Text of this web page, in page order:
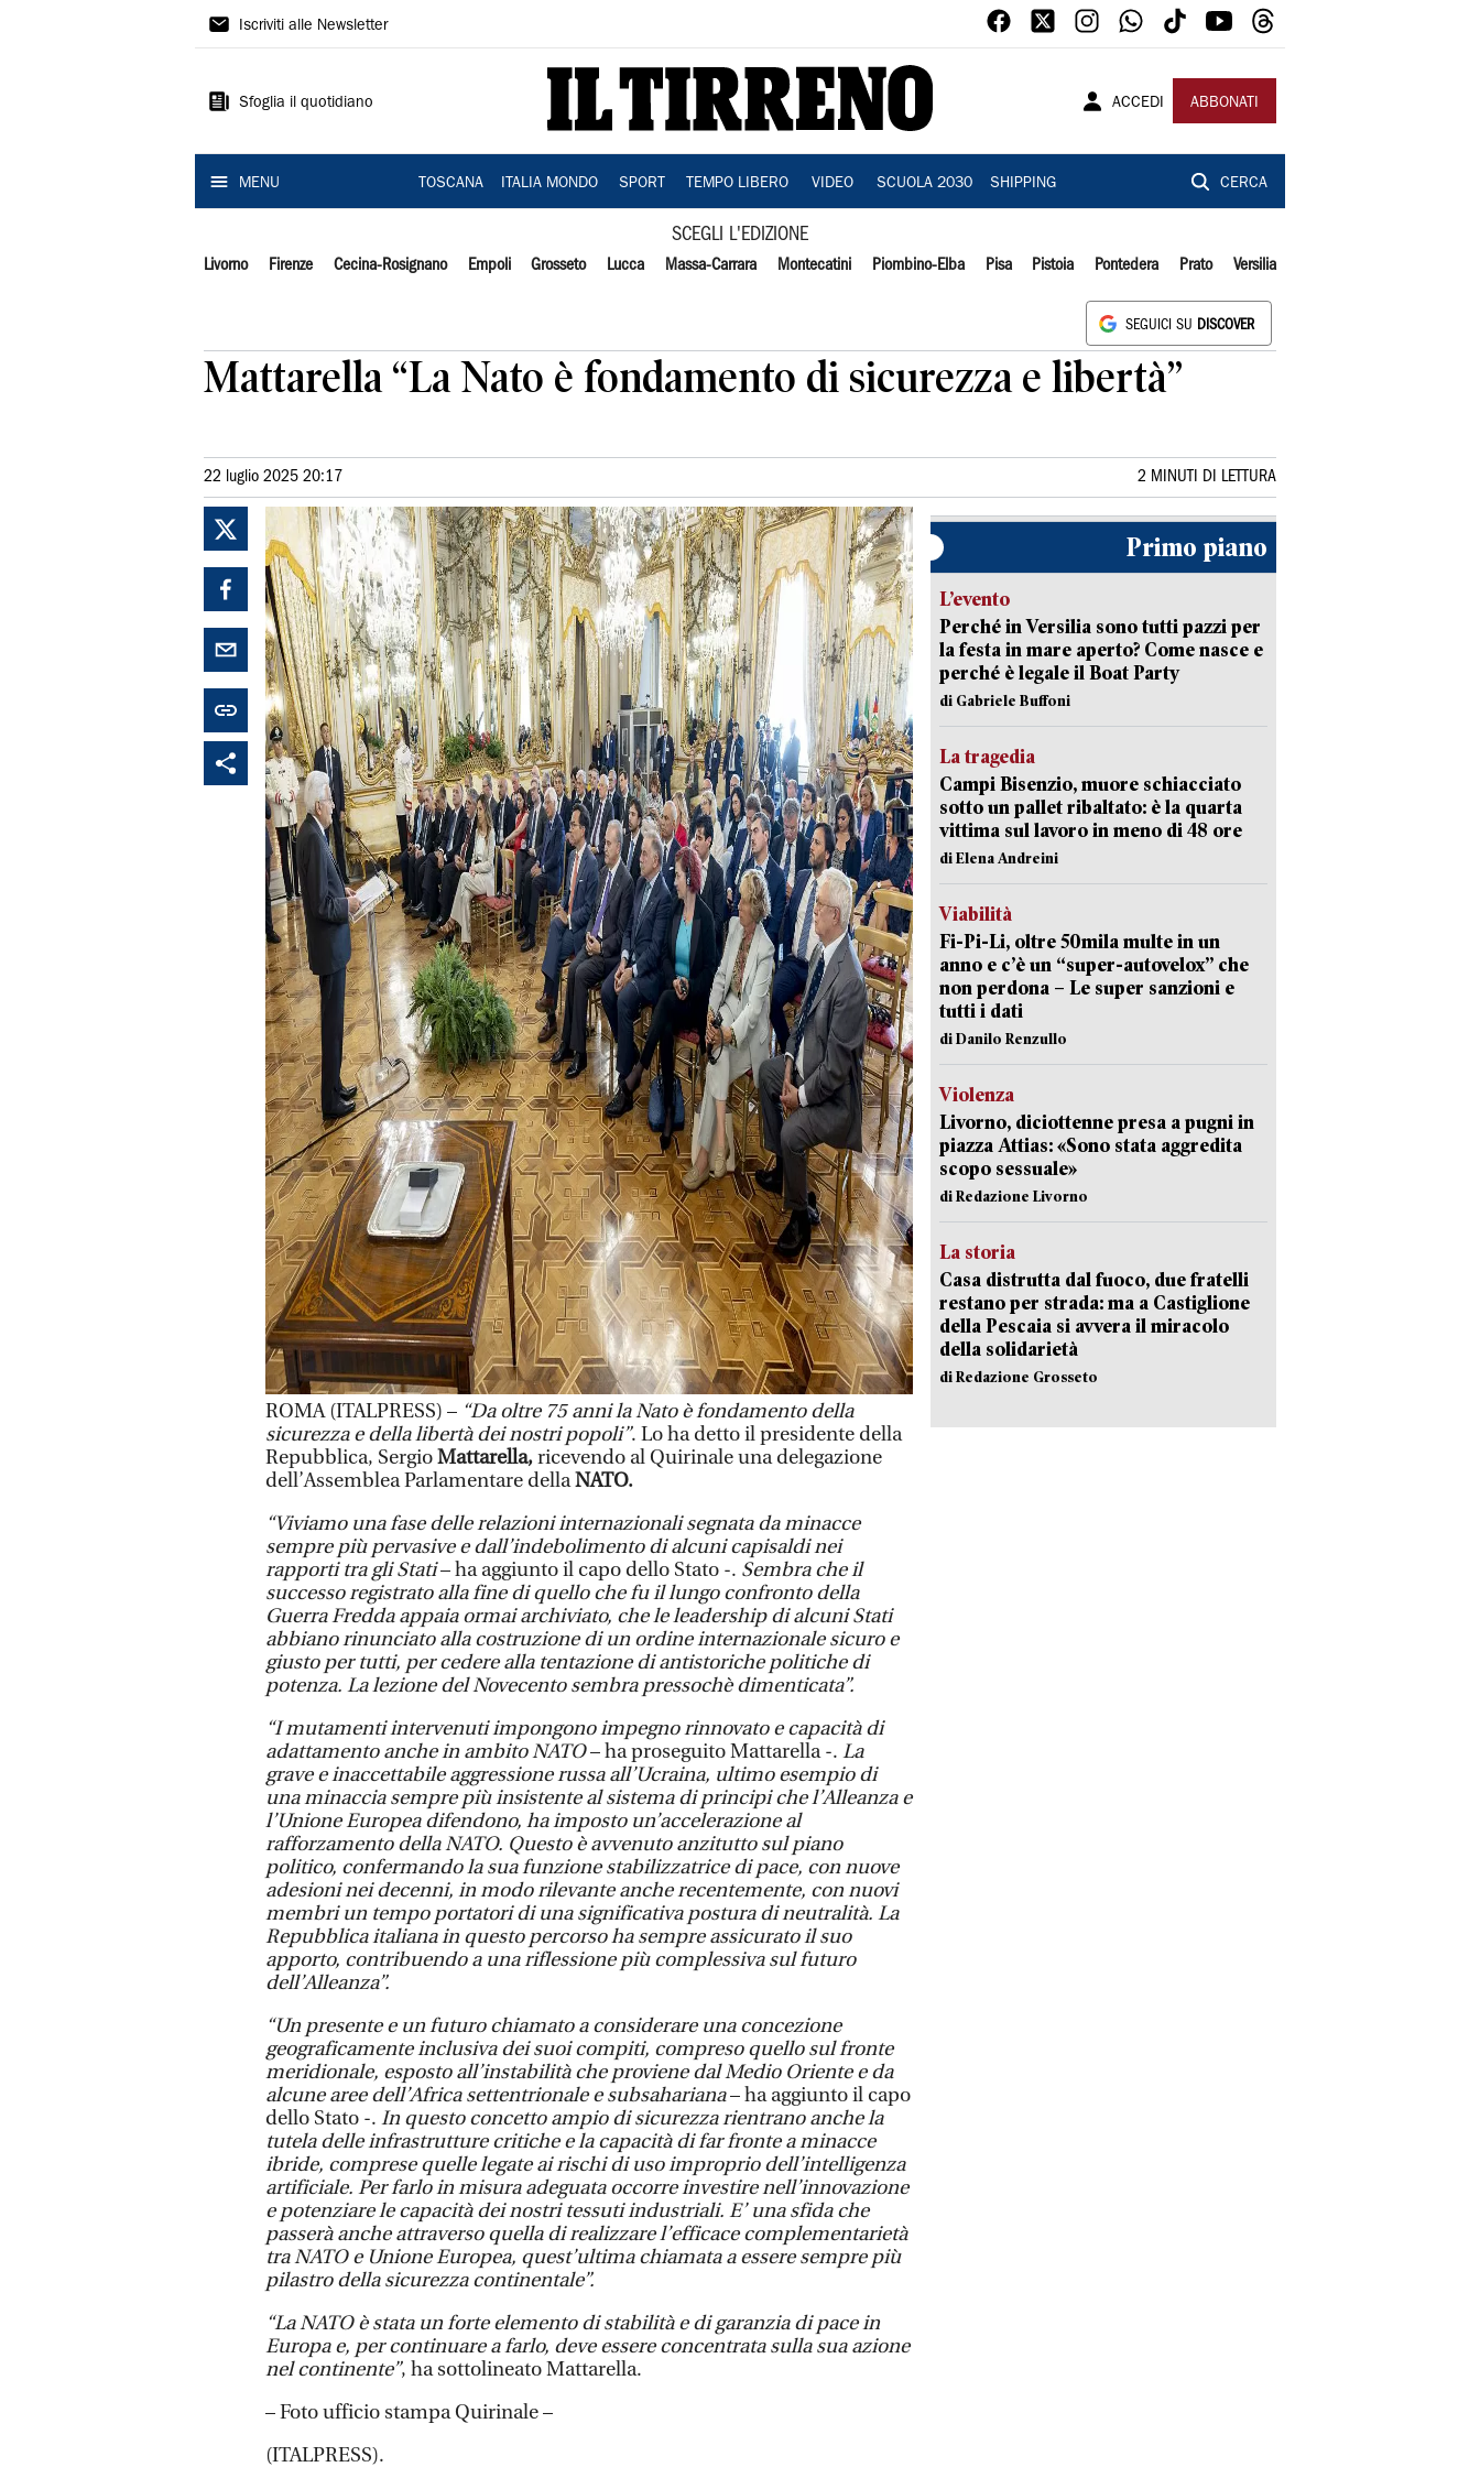
Il
Iscriviti alle Newsletter
Sfoglia il quotidiano ACCEDI ABBONATI
MENU TOSCANA ITALIA MONDO SPORT TEMPO LIBERO VIDEO SCUOLA 2030 SHIPPING CERCA
SCEGLI L'EDIZIONE
Livorno Firenze Cecina-Rosignano Empoli Grosseto Lucca Massa-Carrara Montecatini Piombino-Elba Pisa Pistoia Pontedera Prato Versilia
SEGUICI SU DISCOVER
Mattarella “La Nato è fondamento di sicurezza e libertà”
22 luglio 2025 20:17 2 MINUTI DI LETTURA
ROMA (ITALPRESS) – “Da oltre 75 anni la Nato è fondamento della
sicurezza e della libertà dei nostri popoli”. Lo ha detto il presidente della
Repubblica, SergioMattarella,ricevendo al Quirinale una delegazione
dell’Assemblea Parlamentare dellaNATO.
“Viviamo una fase delle relazioni internazionali segnata da minacce
sempre più pervasive e dall’indebolimento di alcuni capisaldi nei
rapporti tra gli Stati– ha aggiunto il capo dello Stato -. Sembra che il
successo registrato alla fine di quello che fu il lungo confronto della
Guerra Fredda appaia ormai archiviato, che le leadership di alcuni Stati
abbiano rinunciato alla costruzione di un ordine internazionale sicuro e
giusto per tutti, per cedere alla tentazione di antistoriche politiche di
potenza. La lezione del Novecento sembra pressochè dimenticata”.
“I mutamenti intervenuti impongono impegno rinnovato e capacità di
adattamento anche in ambito NATO– ha proseguito Mattarella -. La
grave e inaccettabile aggressione russa all’Ucraina, ultimo esempio di
una minaccia sempre più insistente al sistema di principi che l’Alleanza e
l’Unione Europea difendono, ha imposto un’accelerazione al
rafforzamento della NATO. Questo è avvenuto anzitutto sul piano
politico, confermando la sua funzione stabilizzatrice di pace, con nuove
adesioni nei decenni, in modo rilevante anche recentemente, con nuovi
membri un tempo portatori di una significativa postura di neutralità. La
Repubblica italiana in questo percorso ha sempre assicurato il suo
apporto, contribuendo a una riflessione più complessiva sul futuro
dell’Alleanza”.
“Un presente e un futuro chiamato a considerare una concezione
geograficamente inclusiva dei suoi compiti, compreso quello sul fronte
meridionale, esposto all’instabilità che proviene dal Medio Oriente e da
alcune aree dell’Africa settentrionale e subsahariana– ha aggiunto il capo
dello Stato -. In questo concetto ampio di sicurezza rientrano anche la
tutela delle infrastrutture critiche e la capacità di far fronte a minacce
ibride, comprese quelle legate ai rischi di uso improprio dell’intelligenza
artificiale. Per farlo in misura adeguata occorre investire nell’innovazione
e potenziare le capacità dei nostri tessuti industriali. E’ una sfida che
passerà anche attraverso quella di realizzare l’efficace complementarietà
tra NATO e Unione Europea, quest’ultima chiamata a essere sempre più
pilastro della sicurezza continentale”.
“La NATO è stata un forte elemento di stabilità e di garanzia di pace in
Europa e, per continuare a farlo, deve essere concentrata sulla sua azione
nel continente”, ha sottolineato Mattarella.
– Foto ufficio stampa Quirinale –
(ITALPRESS).
Primo piano
L’evento
Perché in Versilia sono tutti pazzi per
la festa in mare aperto? Come nasce e
perché è legale il Boat Party
di Gabriele Buffoni
La tragedia
Campi Bisenzio, muore schiacciato
sotto un pallet ribaltato: è la quarta
vittima sul lavoro in meno di 48 ore
di Elena Andreini
Viabilità
Fi-Pi-Li, oltre 50mila multe in un
anno e c’è un “super-autovelox” che
non perdona – Le super sanzioni e
tutti i dati
di Danilo Renzullo
Violenza
Livorno, diciottenne presa a pugni in
piazza Attias: «Sono stata aggredita
scopo sessuale»
di Redazione Livorno
La storia
Casa distrutta dal fuoco, due fratelli
restano per strada: ma a Castiglione
della Pescaia si avvera il miracolo
della solidarietà
di Redazione Grosseto